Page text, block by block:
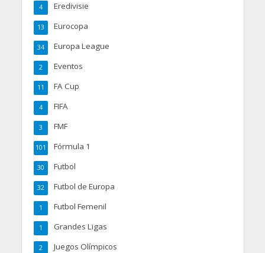
Eredivisie
4
Eurocopa
13
Europa League
34
Eventos
2
FA Cup
11
FIFA
4
FMF
3
Fórmula 1
101
Futbol
30
Futbol de Europa
32
Futbol Femenil
1
Grandes Ligas
1
Juegos Olímpicos
2